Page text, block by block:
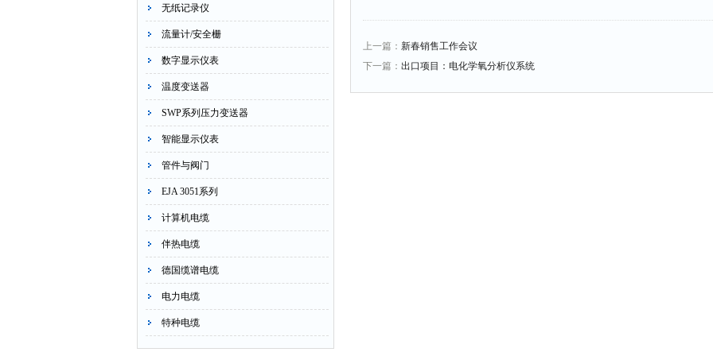
无纸记录仪
流量计/安全栅
数字显示仪表
温度变送器
SWP系列压力变送器
智能显示仪表
管件与阀门
EJA 3051系列
计算机电缆
伴热电缆
德国缆谱电缆
电力电缆
特种电缆
上一篇： 新春销售工作会议
下一篇： 出口项目：电化学氧分析仪系统